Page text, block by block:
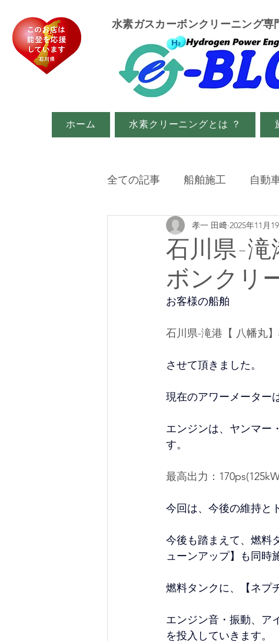
水素ガスカーボンクリーニング
ホーム 水素クリーニングとは ？
全ての記事 船舶施工 自動
イベント・メディア関係
石川県-滝
ボンクリ
孝一 田﨑 2025年11月
お客様の船舶
石川県-滝港【 八幡丸
させて頂きました。
現在のアワーメーター
エンジンは、ヤンマー
す。
最高出力：
今回は、今後の維持と
今後も踏まえて、燃料
ューンアップ】も同時
燃料タンクに、【ネプ
エンジン音・振動、ア
を投入していきます。